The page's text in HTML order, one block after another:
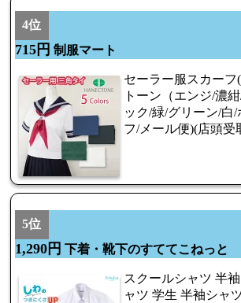
4位
715円 制服マート
セーラー服スカーフ
トーン（エンジ/濃
ック/緑/グリーン/白
フ/メール便)(店頭受
5位
1,290円 下着・靴下のすててこねっと
スクールシャツ 半
ャツ 学生 半袖シャ